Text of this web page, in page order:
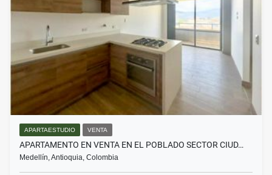
APARTAESTUDIO VENTA
APARTAMENTO EN VENTA EN EL POBLADO SECTOR CIUD…
Medellín, Antioquia, Colombia